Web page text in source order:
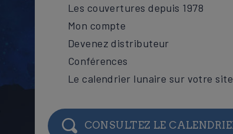
Les couvertures depuis 1978
Mon compte
Devenez distributeur
Conférences
Le calendrier lunaire sur votre site
CONSULTEZ LE